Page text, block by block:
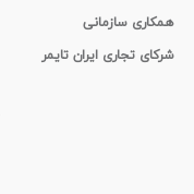
همکاری سازمانی
شرکای تجاری ایران تایمر